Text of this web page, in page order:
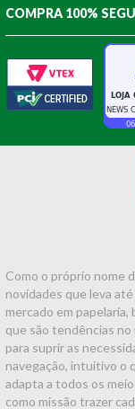
COMPRA 100%
Como o próprio nome
novidades que leva
mercado em
que são tendências
para suprir as
navegação, intuitivo o
adapta a todos os
como missão trazer